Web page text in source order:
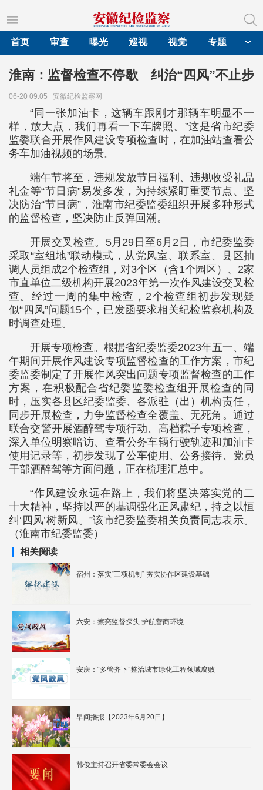
首页
审查 曝光 巡视 视觉 专题
淮南：监督检查不停歇 纠治“四风”不止步
06-20 09:05 安徽纪检监察网
“同一张加油卡，这辆车跟刚才那辆车明显不一
样，放大点，我们再看一下车牌照。”这是省市纪委
监委联合开展作风建设专项检查时，在加油站查看公
务车加油视频的场景。
端午节将至，违规发放节日福利、违规收受礼品
礼金等“节日病”易发多发，为持续紧盯重要节点、坚
决防治“节日病”，淮南市纪委监委组织开展多种形式
的监督检查，坚决防止反弹回潮。
开展交叉检查。5月29日至6月2日，市纪委监委
采取“室组地”联动模式，从党风室、联系室、县区抽
调人员组成2个检查组，对3个区（含1个园区）、2家
市直单位二级机构开展2023年第一次作风建设交叉检
查。经过一周的集中检查，2个检查组初步发现疑
似“四风”问题15个，已发函要求相关纪检监察机构及
时调查处理。
开展专项检查。根据省纪委监委2023年五一、端
午期间开展作风建设专项监督检查的工作方案，市纪
委监委制定了开展作风突出问题专项监督检查的工作
方案，在积极配合省纪委监委检查组开展检查的同
时，压实各县区纪委监委、各派驻（出）机构责任，
同步开展检查，力争监督检查全覆盖、无死角。通过
联合交警开展酒醉驾专项行动、高档粽子专项检查，
深入单位明察暗访、查看公务车辆行驶轨迹和加油卡
使用记录等，初步发现了公车使用、公务接待、党员
干部酒醉驾等方面问题，正在梳理汇总中。
“作风建设永远在路上，我们将坚决落实党的二
十大精神，坚持以严的基调强化正风肃纪，持之以恒
纠‘四风’树新风。”该市纪委监委相关负责同志表示。
（淮南市纪委监委）
相关阅读
宿州：落实“三项机制” 夯实协作区建设基础
六安：擦亮监督探头 护航营商环境
安庆：“多管齐下”整治城市绿化工程领域腐败
早间播报【2023年6月20日】
韩俊主持召开省委常委会会议